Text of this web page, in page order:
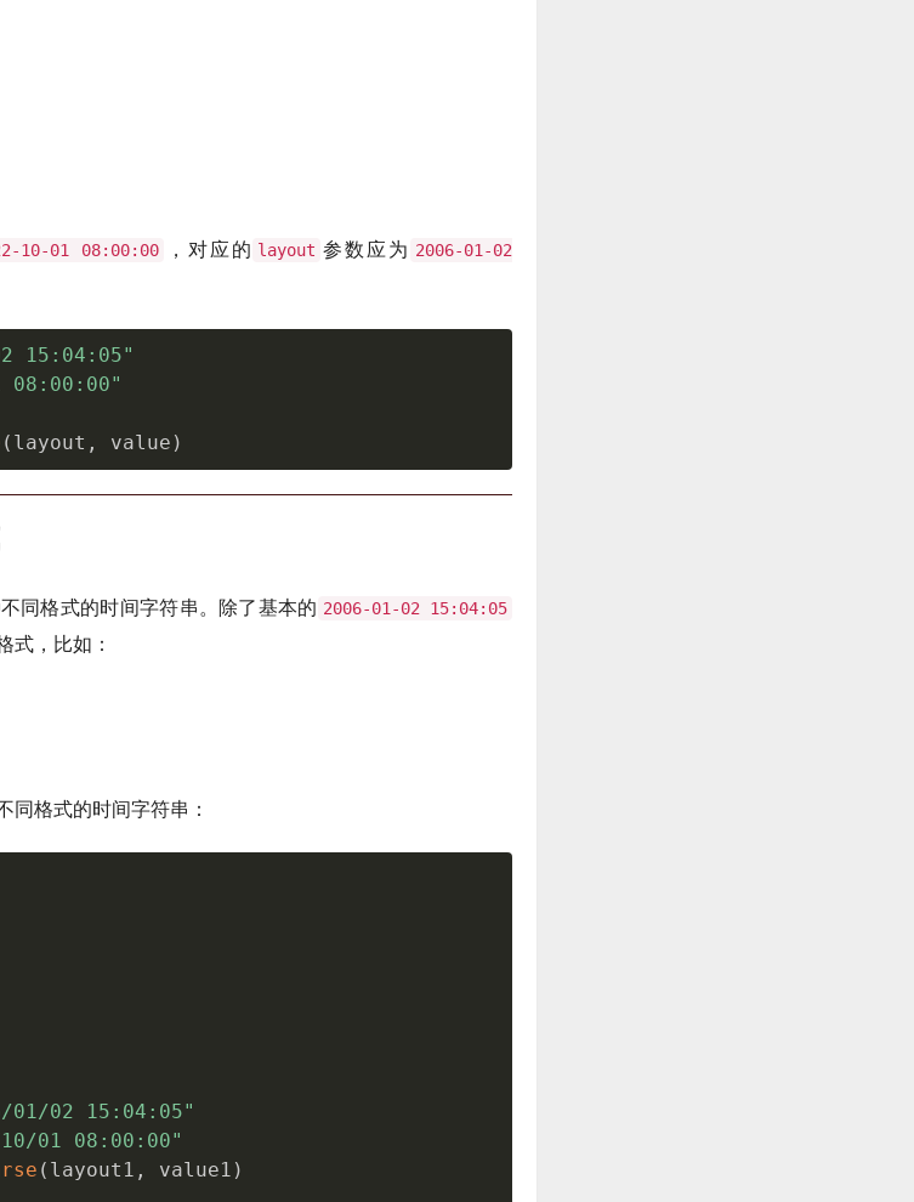
10-01 08:00:00 ，对应的 layout 参数应为 2006-01-02
15:04:05"
08:00:00"
( layout , value )
同格式的时间字符串。除了基本的 2006-01-02 15:04:05
式，比如：
同格式的时间字符串：
01/02 15:04:05"
01 08:00:00"
( layout1 , value1 )